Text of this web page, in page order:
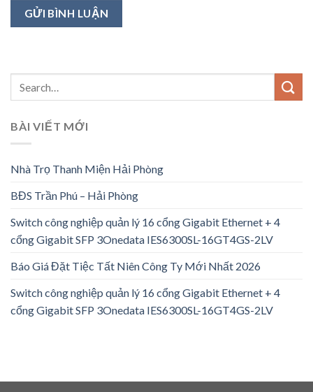
BÀI VIẾT MỚI
Nhà Trọ Thanh Miện Hải Phòng
BĐS Trần Phú – Hải Phòng
Switch công nghiệp quản lý 16 cổng Gigabit Ethernet + 4
cổng Gigabit SFP 3Onedata IES6300SL-16GT4GS-2LV
Báo Giá Đặt Tiệc Tất Niên Công Ty Mới Nhất 2026
Switch công nghiệp quản lý 16 cổng Gigabit Ethernet + 4
cổng Gigabit SFP 3Onedata IES6300SL-16GT4GS-2LV